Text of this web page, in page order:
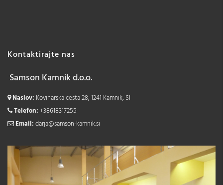
Kontaktirajte nas
Samson Kamnik d.o.o.
Naslov: Kovinarska cesta 28, 1241 Kamnik, SI
Telefon:+38618317255
Email:darja@samson-kamnik.si